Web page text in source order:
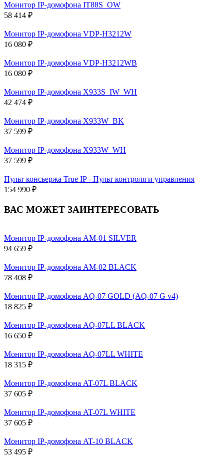
Монитор IP-домофона IT88S_OW
58 414 ₽
Монитор IP-домофона VDP-H3212W
16 080 ₽
Монитор IP-домофона VDP-H3212WB
16 080 ₽
Монитор IP-домофона X933S_IW_WH
42 474 ₽
Монитор IP-домофона X933W_BK
37 599 ₽
Монитор IP-домофона X933W_WH
37 599 ₽
Пульт консьержа True IP - Пульт контроля и управления
154 990 ₽
ВАС МОЖЕТ ЗАИНТЕРЕСОВАТЬ
Монитор IP-домофона AM-01 SILVER
94 659 ₽
Монитор IP-домофона AM-02 BLACK
78 408 ₽
Монитор IP-домофона AQ-07 GOLD (AQ-07 G v4)
18 825 ₽
Монитор IP-домофона AQ-07LL BLACK
16 650 ₽
Монитор IP-домофона AQ-07LL WHITE
18 315 ₽
Монитор IP-домофона AT-07L BLACK
37 605 ₽
Монитор IP-домофона AT-07L WHITE
37 605 ₽
Монитор IP-домофона AT-10 BLACK
53 495 ₽